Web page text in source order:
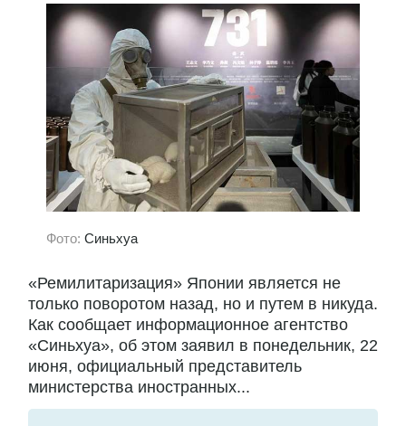
Фото: Синьхуа
«Ремилитаризация» Японии является не
только поворотом назад, но и путем в никуда.
Как сообщает информационное агентство
«Синьхуа», об этом заявил в понедельник, 22
июня, официальный представитель
министерства иностранных...